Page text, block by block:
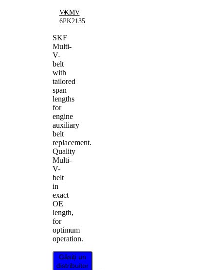
VKMV
6PK2135
SKF
Multi-
V-
belt
with
tailored
span
lengths
for
engine
auxiliary
belt
replacement.
Quality
Multi-
V-
belt
in
exact
OE
length,
for
optimum
operation.
Găsiți un
distribuitor